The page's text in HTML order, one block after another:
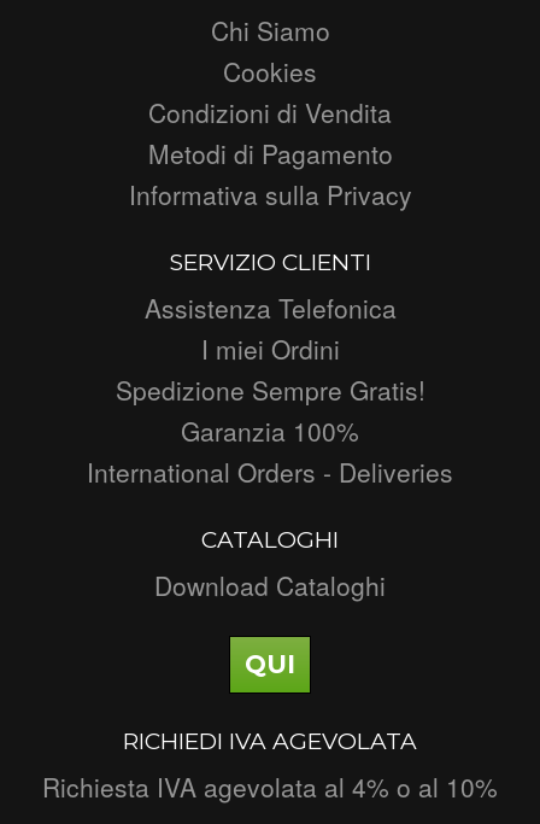
Chi Siamo
Cookies
Condizioni di Vendita
Metodi di Pagamento
Informativa sulla Privacy
SERVIZIO CLIENTI
Assistenza Telefonica
I miei Ordini
Spedizione Sempre Gratis!
Garanzia 100%
International Orders - Deliveries
CATALOGHI
Download Cataloghi
QUI
RICHIEDI IVA AGEVOLATA
Richiesta IVA agevolata al 4% o al 10%